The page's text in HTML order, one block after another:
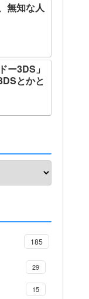
無知な人
ー3DS」
とかと
185
29
15